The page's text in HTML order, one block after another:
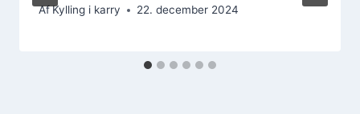
AfKylling i karry 22. december 2024